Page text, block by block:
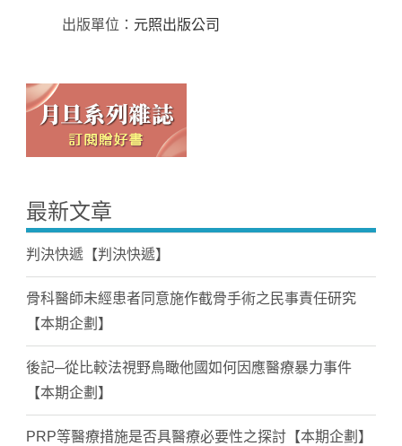
出版單位： 元照出版公司
最新文章
判決快遞【判決快遞】
骨科醫師未經患者同意施作截骨手術之民事責任研究
【本期企劃】
後記─從比較法視野鳥瞰他國如何因應醫療暴力事件
【本期企劃】
PRP等醫療措施是否具醫療必要性之探討【本期企劃】